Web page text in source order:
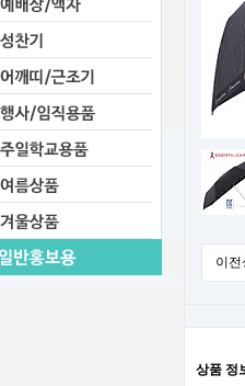
이전
상품 정